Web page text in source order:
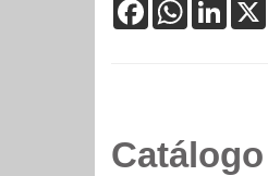
Catálogo